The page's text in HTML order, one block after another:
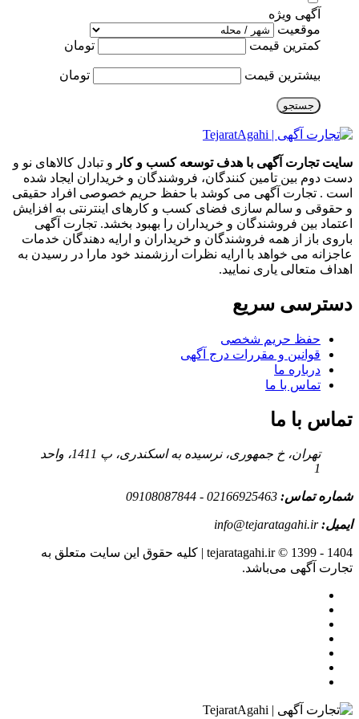
آگهی ویژه
موقعیت
کمترین قیمت
تومان
بیشترین قیمت تومان
جستجو
سایت تجارت آگهی با هدف توسعه کسب و کار و تبادل کالاهای نو و
دست دوم بین تامین کنندگان، فروشندگان و خریداران ایجاد شده
است . تجارت آگهی می کوشد با حفظ حریم خصوصی افراد حقیقی
و حقوقی و سالم سازی فضای کسب و کارهای اینترنتی به افزایش
اعتماد بین فروشندگان و خریداران را بهبود بخشد. تجارت آگهی
باروی باز از همه فروشندگان و خریداران و ارایه دهندگان خدمات
عاجزانه می خواهد با ارایه نظرات ارزشمند خود مارا در رسیدن به
اهداف متعالی یاری نمایید.
دسترسی سریع
حفظ حریم شخصی
قوانین و مقررات درج آگهی
درباره ما
تماس با ما
تماس با ما
تهران، خ جمهوری، نرسیده به اسکندری، پ 1411، واحد
1
شماره تماس: 02166925463 - 09108087844
ایمیل:info@tejaratagahi.ir
tejaratagahi.ir © 1399 - 1404 | کلیه حقوق این سایت متعلق به
تجارت آگهی می‌باشد.